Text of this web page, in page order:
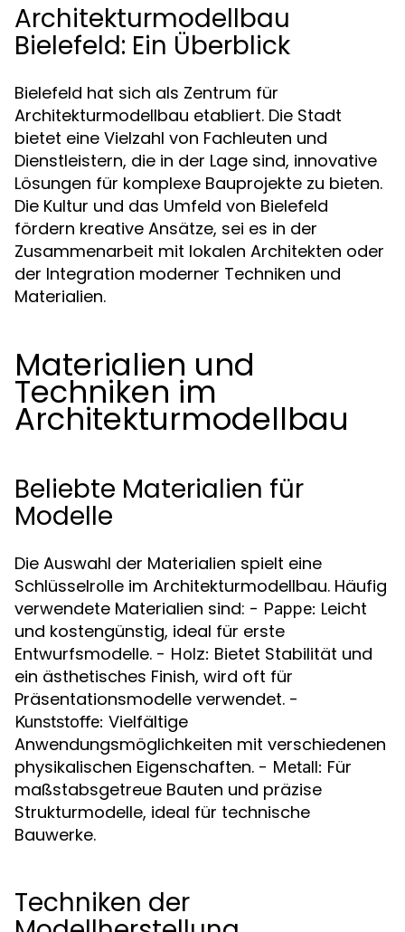
Architekturmodellbau
Bielefeld: Ein Überblick
Bielefeld hat sich als Zentrum für
Architekturmodellbau etabliert. Die Stadt
bietet eine Vielzahl von Fachleuten und
Dienstleistern, die in der Lage sind, innovative
Lösungen für komplexe Bauprojekte zu bieten.
Die Kultur und das Umfeld von Bielefeld
fördern kreative Ansätze, sei es in der
Zusammenarbeit mit lokalen Architekten oder
der Integration moderner Techniken und
Materialien.
Materialien und
Techniken im
Architekturmodellbau
Beliebte Materialien für
Modelle
Die Auswahl der Materialien spielt eine
Schlüsselrolle im Architekturmodellbau. Häufig
verwendete Materialien sind: - Pappe: Leicht
und kostengünstig, ideal für erste
Entwurfsmodelle. - Holz: Bietet Stabilität und
ein ästhetisches Finish, wird oft für
Präsentationsmodelle verwendet. -
Kunststoffe: Vielfältige
Anwendungsmöglichkeiten mit verschiedenen
physikalischen Eigenschaften. - Metall: Für
maßstabsgetreue Bauten und präzise
Strukturmodelle, ideal für technische
Bauwerke.
Techniken der